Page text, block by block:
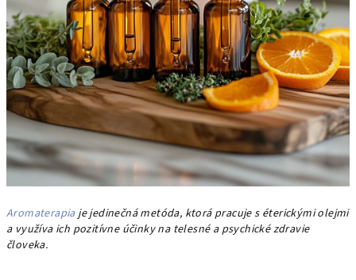
Aromaterapiaje jedinečná metóda, ktorá pracuje s éterickými olejmi
a využíva ich pozitívne účinky na telesné a psychické zdravie
človeka.